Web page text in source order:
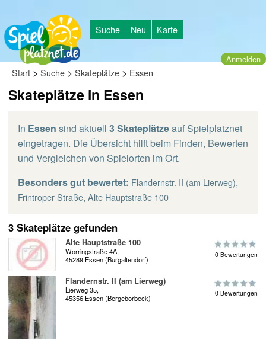
Suche Neu Karte
Anmelden
Start > Suche > Skateplätze > Essen
Skateplätze in Essen
In Essen sind aktuell 3 Skateplätzeauf Spielplatznet
eingetragen. Die Übersicht hilft beim Finden, Bewerten
und Vergleichen von Spielorten im Ort.
Besonders gut bewertet: Flandernstr. II (am Lierweg),
Frintroper Straße, Alte Hauptstraße 100
3 Skateplätze gefunden
Alte Hauptstraße 100
Worringstraße 4A,
45289 Essen (Burgaltendorf)
0 Bewertungen
Flandernstr. II (am Lierweg)
Lierweg 35,
45356 Essen (Bergeborbeck)
0 Bewertungen